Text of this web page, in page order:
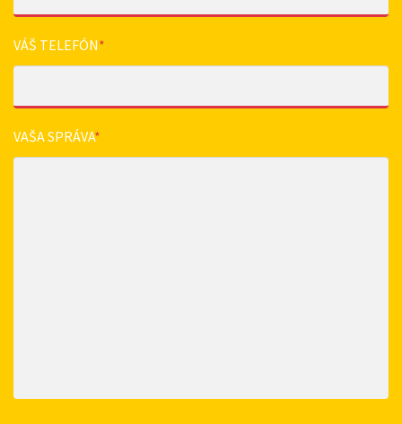
VÁŠ TELEFÓN*
VAŠA SPRÁVA*